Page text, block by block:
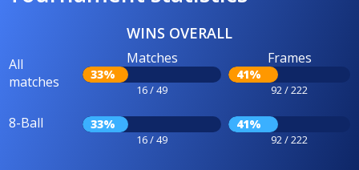
WINS OVERALL
All
matches
Matches
33%
16 / 49
Frames
41%
92 / 222
8-Ball 33%
16 / 49
41%
92 / 222